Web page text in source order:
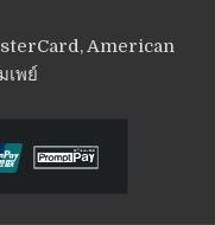
American
เพย์